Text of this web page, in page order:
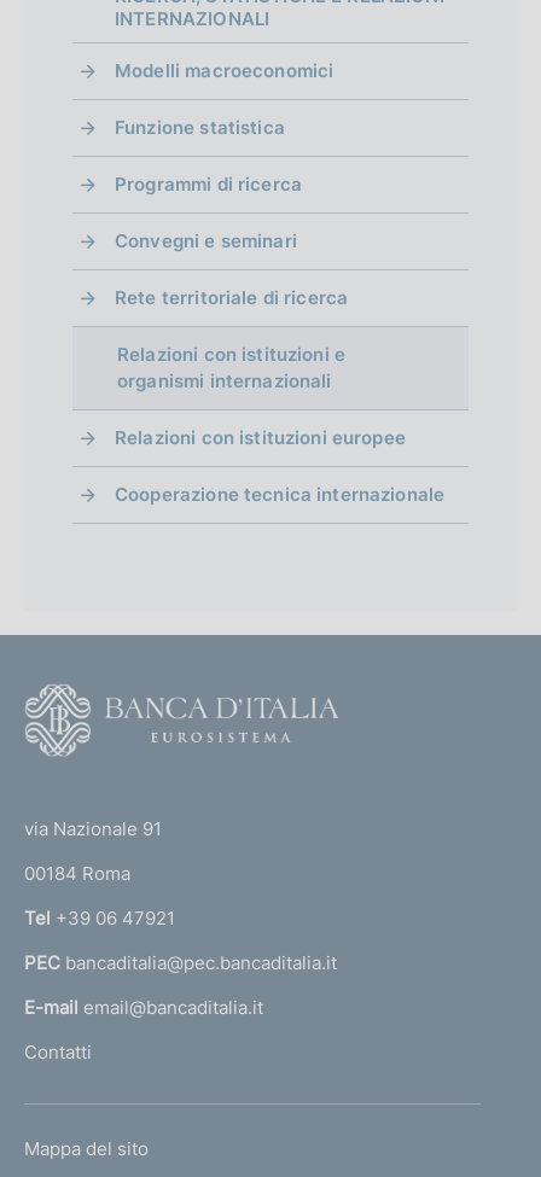
INTERNAZIONALI
Modelli macroeconomici
Funzione statistica
Programmi di ricerca
Convegni e seminari
Rete territoriale di ricerca
Relazioni con istituzioni e
organismi internazionali
Relazioni con istituzioni europee
Cooperazione tecnica internazionale
r
n
a
l
'
m
via Nazionale 91
00184 Roma
Tel +39 06 47921
PEC bancaditalia@pec.bancaditalia.it
E-mail email@bancaditalia.it
Contatti
L
Mappa del sito